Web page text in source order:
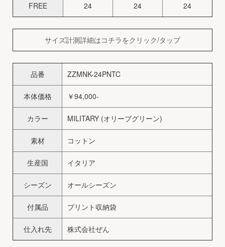
FREE 24 24 24
サイズ計測詳細はコチラをクリック/タップ
品番 ZZMNK-24PNTC
本体価格 ￥94,000-
カラー MILITARY (オリーブグリーン)
素材 コットン
生産国 イタリア
シーズン オールシーズン
付属品 プリント収納袋
仕入れ先 株式会社ぜん